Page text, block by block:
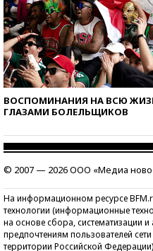
ВОСПОМИНАНИЯ НА ВСЮ
ГЛАЗАМИ БОЛЕЛЬЩИКОВ
© 2007 — 2026 ООО «Медиа
На информационном ресурсе
технологии (информационные
на основе сбора, систематизации
предпочтениям пользователей
территории Российской Федерации)